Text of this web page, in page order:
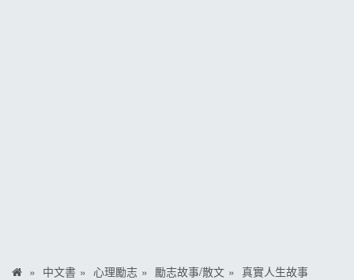
中文書 心理勵志 勵志故事/散文 真實人生故事